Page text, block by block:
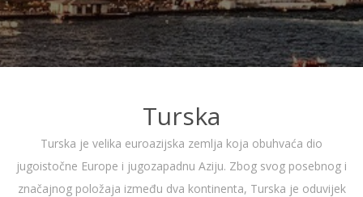
Turska
Turska je velika euroazijska zemlja koja obuhvaća dio
jugoistočne Europe i jugozapadnu Aziju. Zbog svog posebnog i
značajnog položaja između dva kontinenta, Turska je oduvijek